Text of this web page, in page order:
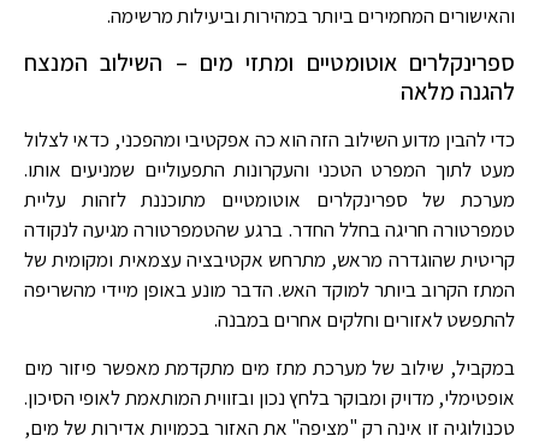
והאישורים המחמירים ביותר במהירות וביעילות מרשימה.
ספרינקלרים אוטומטיים ומתזי מים – השילוב המנצח
להגנה מלאה
כדי להבין מדוע השילוב הזה הוא כה אפקטיבי ומהפכני, כדאי לצלול
מעט לתוך המפרט הטכני והעקרונות התפעוליים שמניעים אותו.
מערכת של ספרינקלרים אוטומטיים מתוכננת לזהות עליית
טמפרטורה חריגה בחלל החדר. ברגע שהטמפרטורה מגיעה לנקודה
קריטית שהוגדרה מראש, מתרחש אקטיבציה עצמאית ומקומית של
המתז הקרוב ביותר למוקד האש. הדבר מונע באופן מיידי מהשריפה
להתפשט לאזורים וחלקים אחרים במבנה.
במקביל, שילוב של מערכת מתז מים מתקדמת מאפשר פיזור מים
אופטימלי, מדויק ומבוקר בלחץ נכון ובזווית המותאמת לאופי הסיכון.
טכנולוגיה זו אינה רק "מציפה" את האזור בכמויות אדירות של מים,